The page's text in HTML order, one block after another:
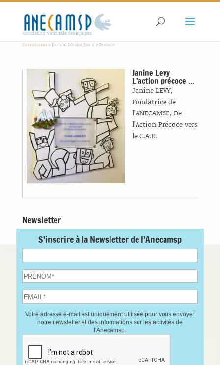
Association Nationale des Equipes
Contribuant àl'action Médico Sociale Précoce
Janine Levy
L’action précoce …
Janine LEVY,
Fondatrice de
l’ANECAMSP, De
l’Action Précoce vers
le C.A.E.
Newsletter
S'inscrire à la Newsletter de l'Anecamsp
Votre adresse e-mail est uniquement utilisée pour vous envoyer
notre newsletter et des informations sur les activités de
l'Anecamsp.